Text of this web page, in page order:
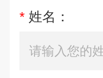
* 姓名：